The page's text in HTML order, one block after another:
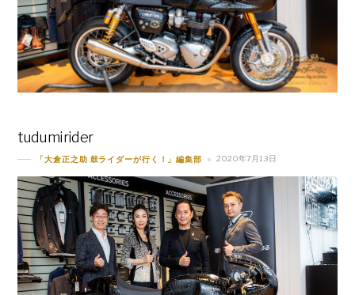
tudumirider
「大倉正之助 鼓ライダーが行く！」編集部 2020年7月13日